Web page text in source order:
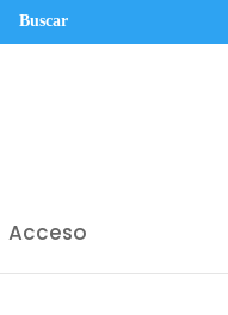
Buscar
Acceso